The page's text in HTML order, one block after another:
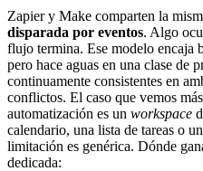
Zapier y Make comparten la
disparada por eventos. Algo
flujo termina. Ese modelo encaja
pero hace aguas en una clase de
continuamente consistentes en
conflictos. El caso que vemos
automatización es un workspace
calendario, una lista de tareas o
limitación es genérica. Dónde
dedicada: